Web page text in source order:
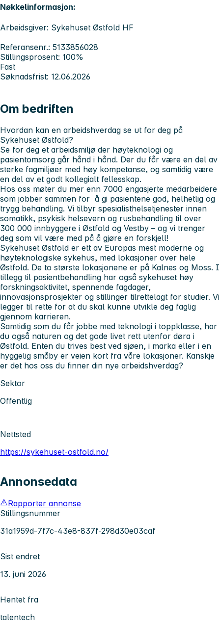
Nøkkelinformasjon:
Arbeidsgiver: Sykehuset Østfold HF
Referansenr.: 5133856028
Stillingsprosent: 100%
Fast
Søknadsfrist: 12.06.2026
Om bedriften
Hvordan kan en arbeidshverdag se ut for deg på
Sykehuset Østfold?
Se for deg et arbeidsmiljø der høyteknologi og
pasientomsorg går hånd i hånd. Der du får være en del av
sterke fagmiljøer med høy kompetanse, og samtidig være
en del av et godt kollegialt fellesskap.
Hos oss møter du mer enn 7000 engasjerte medarbeidere
som jobber sammen for å gi pasientene god, helhetlig og
trygg behandling. Vi tilbyr spesialisthelsetjenester innen
somatikk, psykisk helsevern og rusbehandling til over
300 000 innbyggere i Østfold og Vestby – og vi trenger
deg som vil være med på å gjøre en forskjell!
Sykehuset Østfold er ett av Europas mest moderne og
høyteknologiske sykehus, med lokasjoner over hele
Østfold. De to største lokasjonene er på Kalnes og Moss. I
tillegg til pasientbehandling har også sykehuset høy
forskningsaktivitet, spennende fagdager,
innovasjonsprosjekter og stillinger tilrettelagt for studier. Vi
legger til rette for at du skal kunne utvikle deg faglig
gjennom karrieren.
Samtidig som du får jobbe med teknologi i toppklasse, har
du også naturen og det gode livet rett utenfor døra i
Østfold. Enten du trives best ved sjøen, i marka eller i en
hyggelig småby er veien kort fra våre lokasjoner. Kanskje
er det hos oss du finner din nye arbeidshverdag?
Sektor
Offentlig
Nettsted
https://sykehuset-ostfold.no/
Annonsedata
Rapporter annonse
Stillingsnummer
31a1959d-7f7c-43e8-837f-298d30e03caf
Sist endret
13. juni 2026
Hentet fra
talentech